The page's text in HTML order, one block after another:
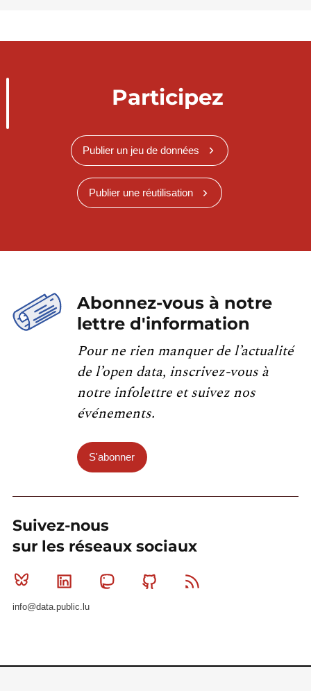
Participez
Publier un jeu de données
Publier une réutilisation
Abonnez-vous à notre
lettre d'information
Pour ne rien manquer de l’actualité
de l’open data, inscrivez-vous à
notre infolettre et suivez nos
événements.
S'abonner
Suivez-nous
sur les réseaux sociaux
Bluesky Linkedin MastodonGithub
info@data.public.lu